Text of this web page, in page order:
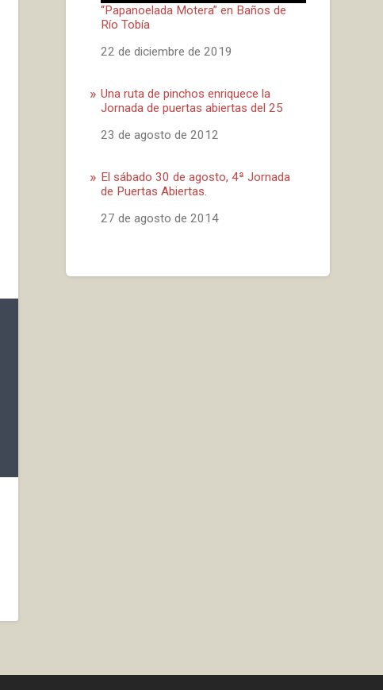
“Papanoelada Motera” en Baños de
Río Tobía
Fecha
22 de diciembre de 2019
Una ruta de pinchos enriquece la
Jornada de puertas abiertas del 25
Fecha
23 de agosto de 2012
El sábado 30 de agosto, 4ª Jornada
de Puertas Abiertas.
Fecha
27 de agosto de 2014